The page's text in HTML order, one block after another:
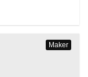
Maker